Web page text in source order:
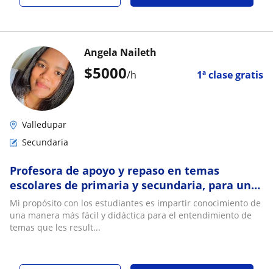
$5000/h 1ª clase gratis
Angela Naileth
Valledupar
Secundaria
Profesora de apoyo y repaso en temas
escolares de primaria y secundaria, para un
mejor y fácil entendimiento de los temas
Mi propósito con los estudiantes es impartir conocimiento de
una manera más fácil y didáctica para el entendimiento de
temas que les result...